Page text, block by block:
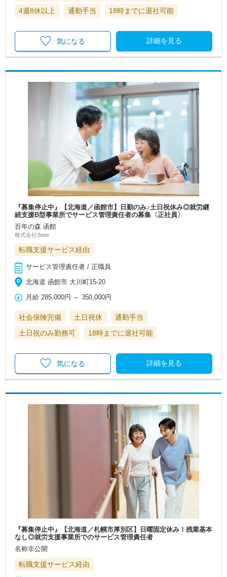
4週8休以上
通勤手当 18時までに退社可能
詳細を見る
気になる
『募集停止中』【北海道／函館市】日勤のみ♪土日祝休み◎就労継
続支援B型事業所でサービス管理責任者の募集〈正社員〉
百年の森 函館
株式会社3eee
転職支援サービス経由
サービス管理責任者 / 正職員
北海道 函館市 大川町15-20
月給 285,000円 ～350,000円
社会保険完備 土日祝休
通勤手当
土日祝のみ勤務可
18時までに退社可能
詳細を見る
気になる
『募集停止中』【北海道／札幌市厚別区】日曜固定休み！残業基本
なし◎就労支援事業所でのサービス管理責任者
名称非公開
転職支援サービス経由